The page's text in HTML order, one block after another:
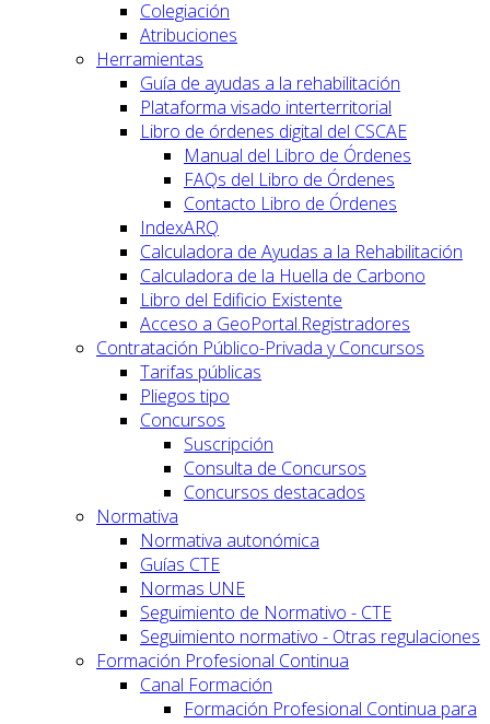
Colegiación
Atribuciones
Herramientas
Guía de ayudas a la rehabilitación
Plataforma visado interterritorial
Libro de órdenes digital del CSCAE
Manual del Libro de Órdenes
FAQs del Libro de Órdenes
Contacto Libro de Órdenes
IndexARQ
Calculadora de Ayudas a la Rehabilitación
Calculadora de la Huella de Carbono
Libro del Edificio Existente
Acceso a GeoPortal.Registradores
Contratación Público-Privada y Concursos
Tarifas públicas
Pliegos tipo
Concursos
Suscripción
Consulta de Concursos
Concursos destacados
Normativa
Normativa autonómica
Guías CTE
Normas UNE
Seguimiento de Normativo - CTE
Seguimiento normativo - Otras regulaciones
Formación Profesional Continua
Canal Formación
Formación Profesional Continua para